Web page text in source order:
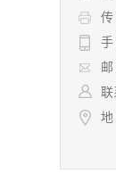
传
手
邮
联
地